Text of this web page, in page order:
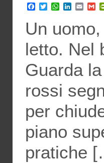
Facebook
TwitterWhatsApp
LinkedIn
Email
Un
letto. Nel
Guarda
rossi
per
piano
pratiche